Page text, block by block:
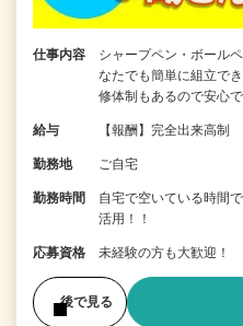
仕事内容
シャープペン・ボール
なたでも簡単に組立で
修体制もあるので安心
給与 【報酬】完全出来高制
勤務地 ご自宅
勤務時間
自宅で空いている時間
活用！！
応募資格 未経験の方も大歓迎！
後で見る